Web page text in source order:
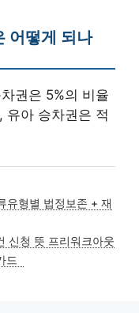
어떻게 되나
권은 5%의 비율
유아 승차권은 적
유형별 법정보존 + 재
신청 뜻 프리워크아웃
드